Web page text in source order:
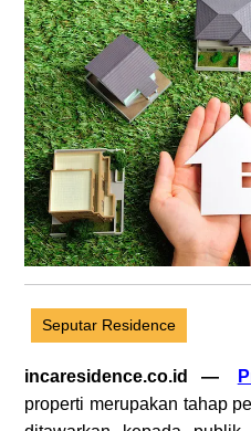
Seputar Residence
incaresidence.co.id —
properti merupakan tahap